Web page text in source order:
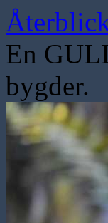
Hoppa
till
innehåll
En
bygder.